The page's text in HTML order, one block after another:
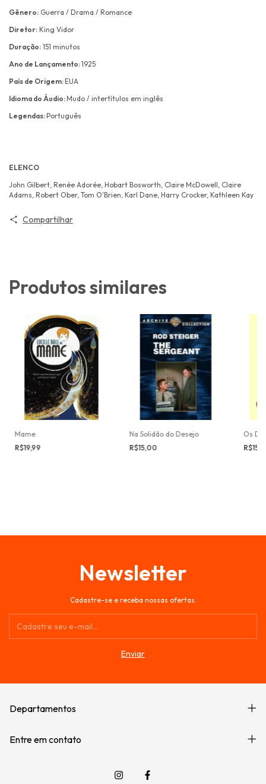
Gênero: Guerra / Drama / Romance
Diretor: King Vidor
Duração: 151 minutos
Ano de Lançamento:1925
País de Origem:EUA
Idioma do Áudio:Mudo / intertítulos em inglês
Legendas:Português
ELENCO
John Gilbert, Renée Adorée, Hobart Bosworth, Claire McDowell, Claire
Adams, Robert Ober, Tom O'Brien, Karl Dane, Harry Crocker, Kathleen Kay
Compartilhar
Produtos similares
Mame
R$19,99
Na Solidão do Desejo
R$15,00
Os
Newsletter
Cadastre-se e receba nossas ofertas.
Departamentos
Entre em contato